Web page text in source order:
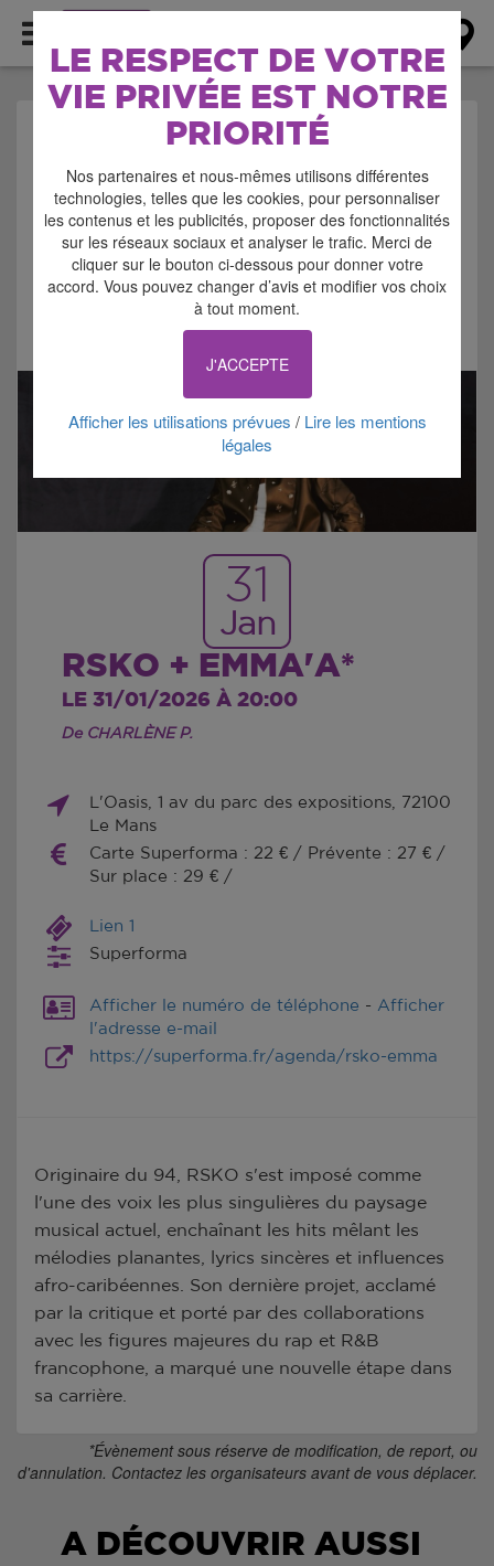
LE RESPECT DE VOTRE
VIE PRIVÉE EST NOTRE
PRIORITÉ
Nos partenaires et nous-mêmes utilisons différentes
technologies, telles que les cookies, pour personnaliser
les contenus et les publicités, proposer des fonctionnalités
sur les réseaux sociaux et analyser le trafic. Merci de
cliquer sur le bouton ci-dessous pour donner votre
accord. Vous pouvez changer d’avis et modifier vos choix
à tout moment.
J'ACCEPTE
Afficher les utilisations prévues / Lire les mentions
légales
AGENDA > CONCERT -
MUSIQUE
31
Jan
RSKO + EMMA'A*
LE 31/01/2026 À 20:00
De CHARLÈNE P.
L'Oasis, 1 av du parc des expositions, 72100
Le Mans
Carte Superforma : 22 € / Prévente : 27 € /
Sur place : 29 € /
Lien 1
Superforma
Afficher le numéro de téléphone - Afficher
l'adresse e-mail
https://superforma.fr/agenda/rsko-emma
Originaire du 94, RSKO s'est imposé comme
l'une des voix les plus singulières du paysage
musical actuel, enchaînant les hits mêlant les
mélodies planantes, lyrics sincères et influences
afro-caribéennes. Son dernière projet, acclamé
par la critique et porté par des collaborations
avec les figures majeures du rap et R&B
francophone, a marqué une nouvelle étape dans
sa carrière.
*Évènement sous réserve de modification, de report, ou
d'annulation. Contactez les organisateurs avant de vous déplacer.
A DÉCOUVRIR AUSSI